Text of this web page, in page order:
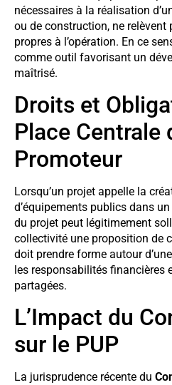
nécessaires à la réalisation
ou de construction, ne relèvent
propres à l’opération. En ce
comme outil favorisant un
maîtrisé.
Droits et
Place Centrale
Promoteur
Lorsqu’un projet appelle la
d’équipements publics dans
du projet peut légitimement
collectivité une proposition de
doit prendre forme autour
les responsabilités financières
partagées.
L’Impact du
sur le PUP
La jurisprudence récente du